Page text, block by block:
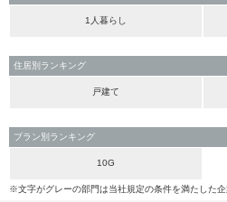
1人暮らし
住居別ランキング
戸建て
プラン別ランキング
10G
※文字がグレーの部門は当社規定の条件を満たした